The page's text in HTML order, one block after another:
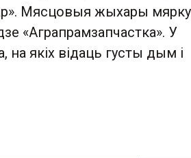
Мясцовыя жыхары
«Аграпрамзапчастка». У
на якіх відаць густы дым і